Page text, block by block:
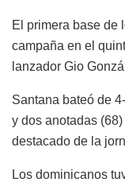
El primera base de
campaña en el
lanzador Gio
Santana bateó de
y dos anotadas
destacado de la
Los dominicanos